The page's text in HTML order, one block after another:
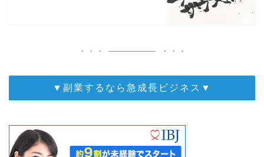
▼副業するなら急成長ビジネス▼